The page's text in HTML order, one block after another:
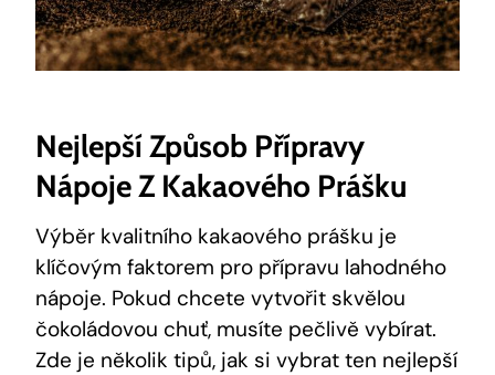
Nejlepší Způsob Přípravy
Nápoje Z Kakaového Prášku
Výběr kvalitního kakaového prášku je
klíčovým faktorem pro přípravu lahodného
nápoje. Pokud chcete vytvořit skvělou
čokoládovou chuť, musíte pečlivě vybírat.
Zde je několik tipů, jak si vybrat ten nejlepší